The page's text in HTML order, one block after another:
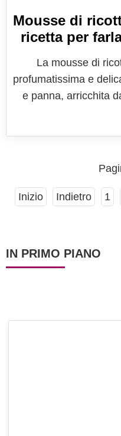
Mousse di
ricetta per
La mousse di
profumatissima e
e panna, arricchita
permetterà di
dessert al cucchiaio
Inizio Indietro 1
IN PRIMO PIANO